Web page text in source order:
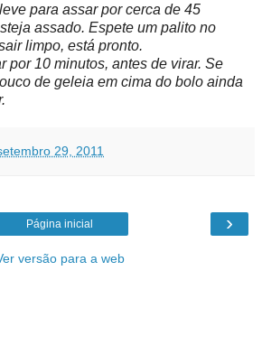
para assar por cerca de 45
assado. Espete um palito no
limpo, está pronto.
por 10 minutos, antes de virar. Se
de geleia em cima do bolo ainda
29, 2011
›
Página inicial
versão para a web